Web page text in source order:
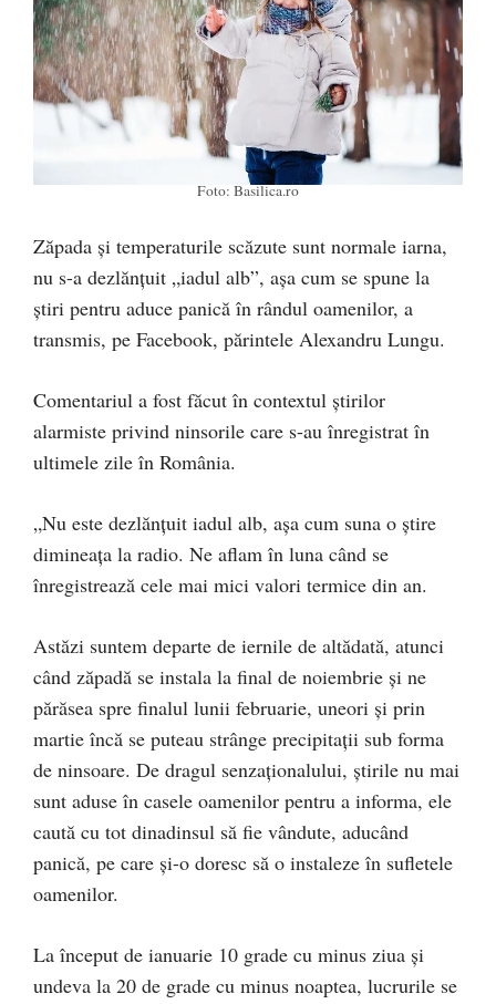
Foto: Basilica.ro
Zăpada și temperaturile scăzute sunt normale iarna,
nu s-a dezlănțuit „iadul alb”, așa cum se spune la
știri pentru aduce panică în rândul oamenilor, a
transmis, pe Facebook, părintele Alexandru Lungu.
Comentariul a fost făcut în contextul știrilor
alarmiste privind ninsorile care s-au înregistrat în
ultimele zile în România.
„Nu este dezlănțuit iadul alb, așa cum suna o știre
dimineața la radio. Ne aflam în luna când se
înregistrează cele mai mici valori termice din an.
Astăzi suntem departe de iernile de altădată, atunci
când zăpadă se instala la final de noiembrie și ne
părăsea spre finalul lunii februarie, uneori și prin
martie încă se puteau strânge precipitații sub forma
de ninsoare. De dragul senzaționalului, știrile nu mai
sunt aduse în casele oamenilor pentru a informa, ele
caută cu tot dinadinsul să fie vândute, aducând
panică, pe care și-o doresc să o instaleze în sufletele
oamenilor.
La început de ianuarie 10 grade cu minus ziua și
undeva la 20 de grade cu minus noaptea, lucrurile se